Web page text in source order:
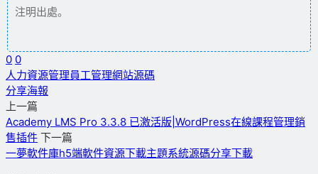
注明出處。
0 0
人力資源管理員工管理網站源碼
分享海報
上一篇
Academy LMS Pro 3.3.8 已激活版|WordPress在線課程管理銷
售插件 下一篇
一夢軟件庫h5端軟件資源下載主題系統源碼分享下載